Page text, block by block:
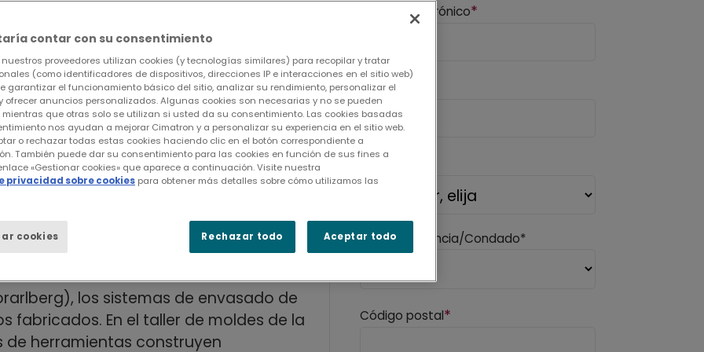
importante que los
escuchen siempre
y necesidades. Nos
y también ponen en
prontitud. De este modo,
soluciones prácticas para
retos.
en Alpla Toolmaking
los sistemas de envasado de
fabricados. En el taller de moldes de la
herramientas construyen
Correo electrónico*
Empresa
*
Estado/Provincia/Condado*
Código postal*
contar con su consentimiento
nuestros proveedores utilizan cookies (y tecnologías similares) para recopilar y tratar
(como identificadores de dispositivos, direcciones IP e interacciones en el sitio web)
garantizar el funcionamiento básico del sitio, analizar su rendimiento, personalizar el
ofrecer anuncios personalizados. Algunas cookies son necesarias y no se pueden
mientras que otras solo se utilizan si usted da su consentimiento. Las cookies basadas
nos ayudan a mejorar Cimatron y a personalizar su experiencia en el sitio web.
o rechazar todas estas cookies haciendo clic en el botón correspondiente a
También puede dar su consentimiento para las cookies en función de sus fines a
«Gestionar cookies» que aparece a continuación. Visite nuestra
privacidad sobre cookies para obtener más detalles sobre cómo utilizamos las
cookies Rechazar todo Aceptar todo